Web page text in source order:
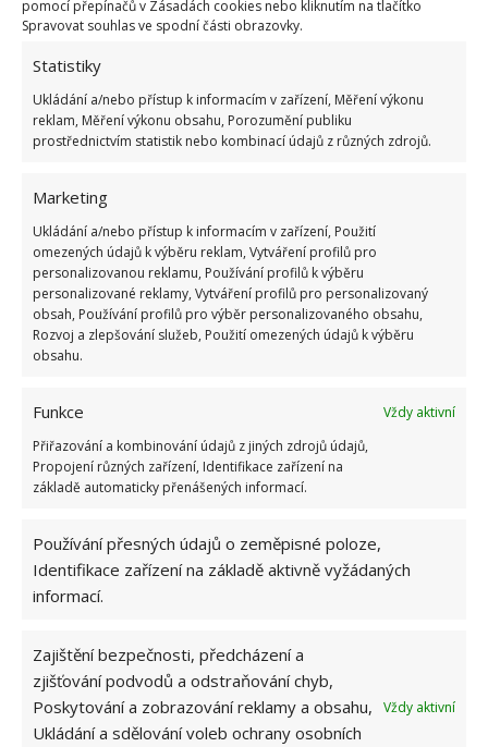
pomocí přepínačů v Zásadách cookies nebo kliknutím na tlačítko
Spravovat souhlas ve spodní části obrazovky.
Statistiky
Ukládání a/nebo přístup k informacím v zařízení, Měření výkonu
reklam, Měření výkonu obsahu, Porozumění publiku
prostřednictvím statistik nebo kombinací údajů z různých zdrojů.
Marketing
Ukládání a/nebo přístup k informacím v zařízení, Použití
omezených údajů k výběru reklam, Vytváření profilů pro
personalizovanou reklamu, Používání profilů k výběru
personalizované reklamy, Vytváření profilů pro personalizovaný
obsah, Používání profilů pro výběr personalizovaného obsahu,
Rozvoj a zlepšování služeb, Použití omezených údajů k výběru
obsahu.
Funkce
Vždy aktivní
Přiřazování a kombinování údajů z jiných zdrojů údajů,
Propojení různých zařízení, Identifikace zařízení na
základě automaticky přenášených informací.
Používání přesných údajů o zeměpisné poloze,
Identifikace zařízení na základě aktivně vyžádaných
informací.
Zajištění bezpečnosti, předcházení a
zjišťování podvodů a odstraňování chyb,
Poskytování a zobrazování reklamy a obsahu,
Ukládání a sdělování voleb ochrany osobních
Vždy aktivní
Přidejte svůj názor
KOMENTOVAT
Absolvent České zemědělské
univerzity, který je již od malička
velkým kutilem. V podstatě vše, co je
možné najít v j... [Více o autorovi]